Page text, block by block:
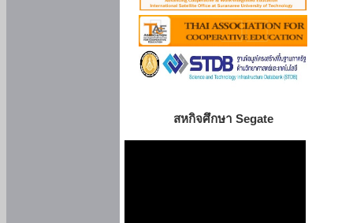
สหกิจศึกษา Segate